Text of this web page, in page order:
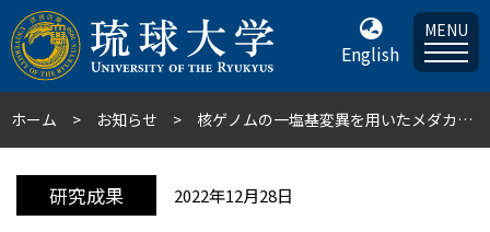
English
MENU
ホーム お知らせ 核ゲノムの一塩基変異を用いたメダカの集団構造と交雑分析 ～PCR産物を用いる塩基配列決定手法の改良～
研究成果 2022年12月28日